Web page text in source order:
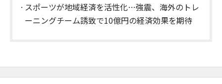
スポーツが地域経済を活性化…強震、海外のトレ
ーニングチーム誘致で10億円の経済効果を期待